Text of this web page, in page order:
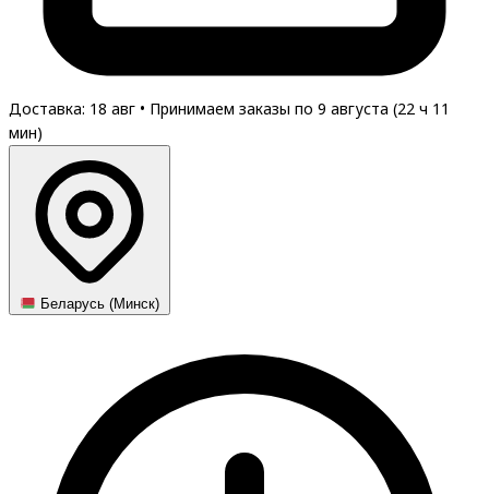
Доставка: 18 авг • Принимаем заказы по 9 августа (22 ч 11
мин)
Беларусь (Минск)